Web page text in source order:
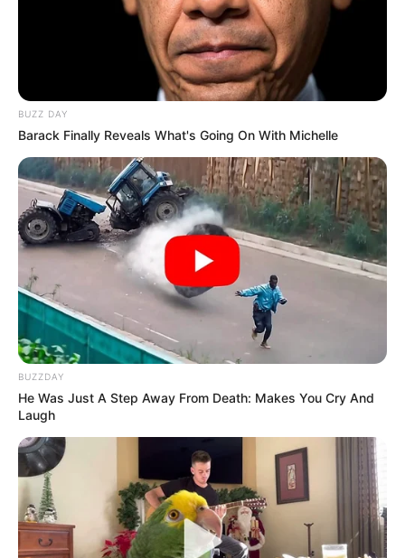
Magnific | www.magnific.com
Imagen de referencia de Cortes de luz
Por:
Anthonny José Galindo Florian
Mayo 23, 2026
COMPARTIR
UNIRSE AL CANAL DE WHATSAPP
Los trabajos de mantenimiento en las redes eléctricas
BUZZ DAY
Barack Finally Reveals What's Going On With Michelle
BUZZDAY
He Was Just A Step Away From Death: Makes You Cry And
Laugh